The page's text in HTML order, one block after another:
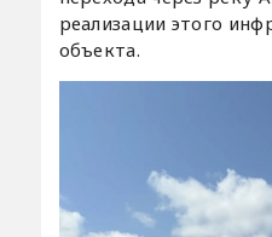
реализации этого
объекта.